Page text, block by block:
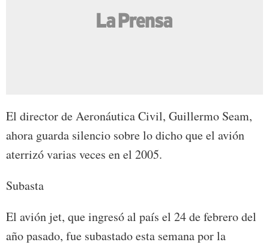
El director de Aeronáutica Civil, Guillermo Seam,
ahora guarda silencio sobre lo dicho que el avión
aterrizó varias veces en el 2005.
Subasta
El avión jet, que ingresó al país el 24 de febrero del
año pasado, fue subastado esta semana por la